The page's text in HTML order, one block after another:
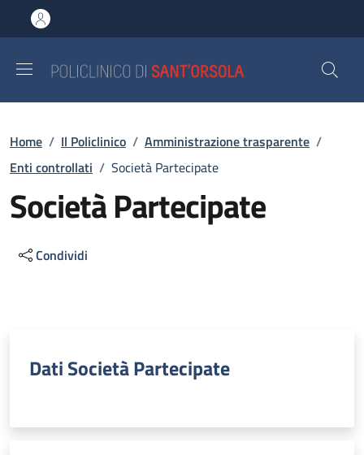
al contenuto principale
to footer content
Briciole di pane
Home / Il Policlinico / Amministrazione trasparente /
Enti controllati / Società Partecipate
Società Partecipate
Condividi
Dati Società Partecipate